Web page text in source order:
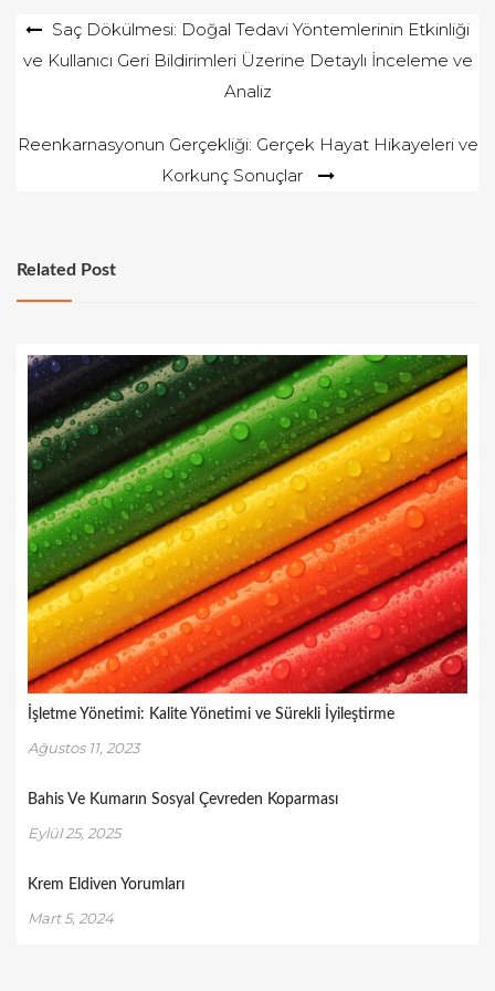
Yazı
gezinmesi
Saç Dökülmesi: Doğal Tedavi Yöntemlerinin Etkinliği
ve Kullanıcı Geri Bildirimleri Üzerine Detaylı İnceleme ve
Analiz
Reenkarnasyonun Gerçekliği: Gerçek Hayat Hikayeleri ve
Korkunç Sonuçlar
Related Post
İşletme Yönetimi: Kalite Yönetimi ve Sürekli İyileştirme
Ağustos 11, 2023
Bahis Ve Kumarın Sosyal Çevreden Koparması
Eylül 25, 2025
Krem Eldiven Yorumları
Mart 5, 2024